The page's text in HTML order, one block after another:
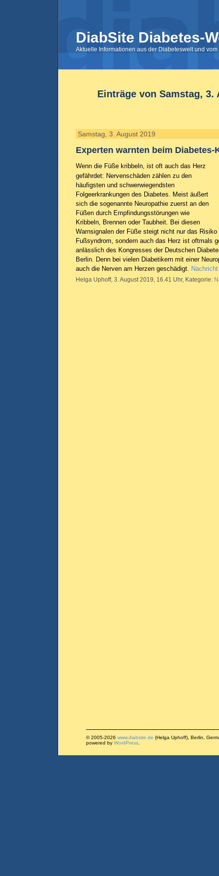
DiabSite Diabetes-
Aktuelle Informationen aus der Diabeteswelt und
Einträge von Samstag, 3.
Samstag, 3. August 2019
Experten warnten beim Diabetes-
Wenn die Füße kribbeln, ist oft auch das Herz
gefährdet: Nervenschäden zählen zu den
häufigsten und schwerwiegendsten
Folgeerkrankungen des Diabetes. Meist äußert
sich die sogenannte Neuropathie zuerst an den
Füßen durch Empfindungsstörungen wie
Kribbeln, Brennen oder Taubheit. Bei diesen
Warnsignalen der Füße steigt nicht nur das
Fußsyndrom, sondern auch das Herz ist oftmals
anlässlich des Kongresses der Deutschen
Berlin. Denn bei vielen Diabetikern mit einer
auch die Nerven am Herzen geschädigt.
Helga Uphoff, 3. August 2019, 16.41 Uhr, Kategorie:
© 2005-2026 www.diabsite.de (Helga Uphoff), Berlin,
powered by WordPress.